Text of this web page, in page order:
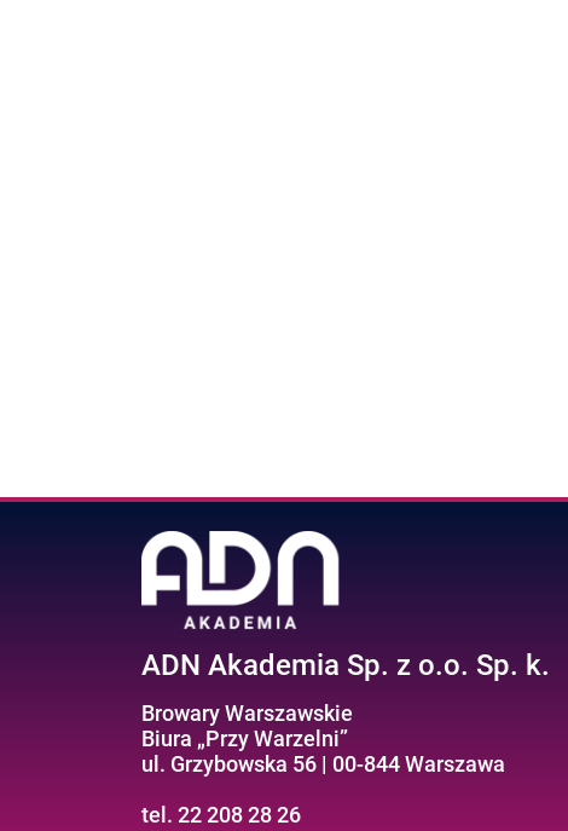
ADN Akademia Sp. z o.o. Sp. k.
Browary Warszawskie
Biura „Przy Warzelni”
ul. Grzybowska 56 | 00-844 Warszawa
tel. 22 208 28 26